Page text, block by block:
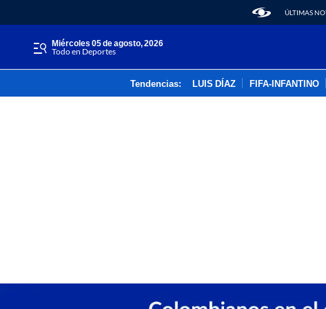
ÚLTIMAS
miércoles 05 de agosto, 2026
Todo en Deportes
Tendencias: LUIS DÍAZ FIFA-INFANTINO